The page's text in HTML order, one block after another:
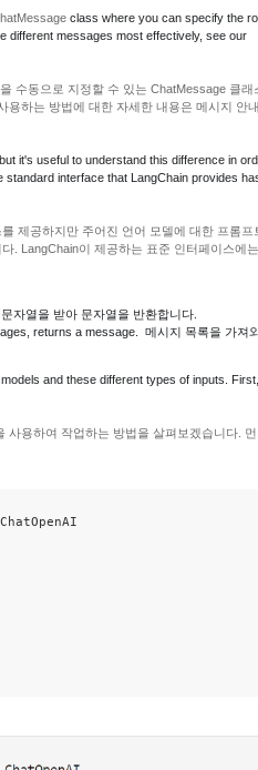
class where you can specify the
different messages most effectively, see our
수동으로 지정할 수 있는 ChatMessage 클래
용하는 방법에 대한 자세한 내용은 메시지 안
it's useful to understand this difference in
interface that LangChain provides
제공하지만 주어진 언어 모델에 대한 프롬프
. LangChain이 제공하는 표준 인터페이스에
자열을 받아 문자열을 반환합니다.
returns a message. 메시지 목록을 가져
and these different types of inputs.
사용하여 작업하는 방법을 살펴보겠습니다.